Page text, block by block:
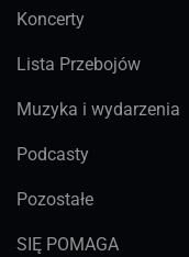
Koncerty
Lista Przebojów
Muzyka i wydarzenia
Podcasty
Pozostałe
SIĘ POMAGA